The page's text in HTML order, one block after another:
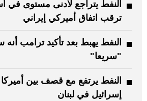
النفط يتراجع لأدنى مستوى
ترقب اتفاق أميركي إيراني
النفط يهبط بعد تأكيد ترامب
"سريعا"
النفط يرتفع مع قصف بين
إسرائيل في لبنان